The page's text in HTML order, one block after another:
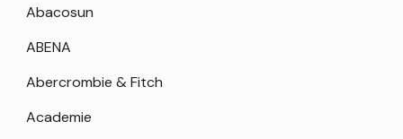
Abacosun
ABENA
Abercrombie & Fitch
Academie